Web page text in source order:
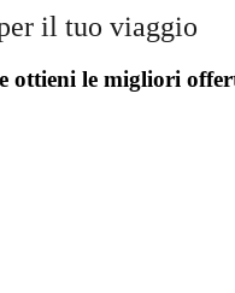
il tuo viaggio
ottieni le migliori